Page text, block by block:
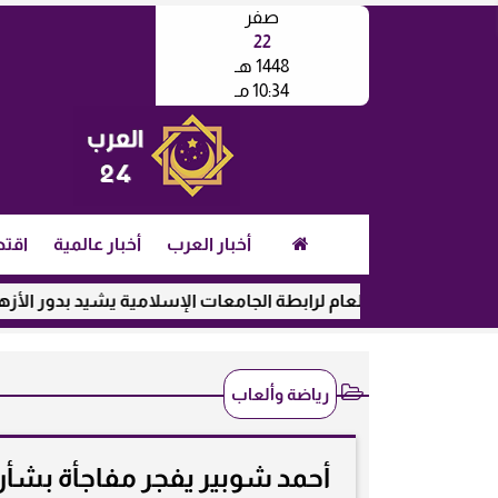
صفر
22
1448 هـ
10:34 مـ
أخبار العرب أخبار عالمية
الأمين العام لرابطة الجامعات الإسلامية يشيد بدور الأزهر في
رياضة وألعاب
أحمد شوبير يفجر مفاجأة